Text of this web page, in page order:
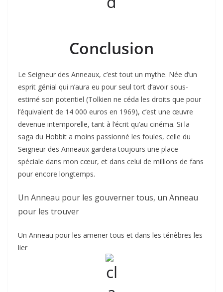
Conclusion
Le Seigneur des Anneaux, c’est tout un mythe. Née d’un
esprit génial qui n’aura eu pour seul tort d’avoir sous-
estimé son potentiel (Tolkien ne céda les droits que pour
l’équivalent de 14 000 euros en 1969), c’est une œuvre
devenue intemporelle, tant à l’écrit qu’au cinéma. Si la
saga du Hobbit a moins passionné les foules, celle du
Seigneur des Anneaux gardera toujours une place
spéciale dans mon cœur, et dans celui de millions de fans
pour encore longtemps.
Un Anneau pour les gouverner tous, un Anneau
pour les trouver
Un Anneau pour les amener tous et dans les ténèbres les
lier